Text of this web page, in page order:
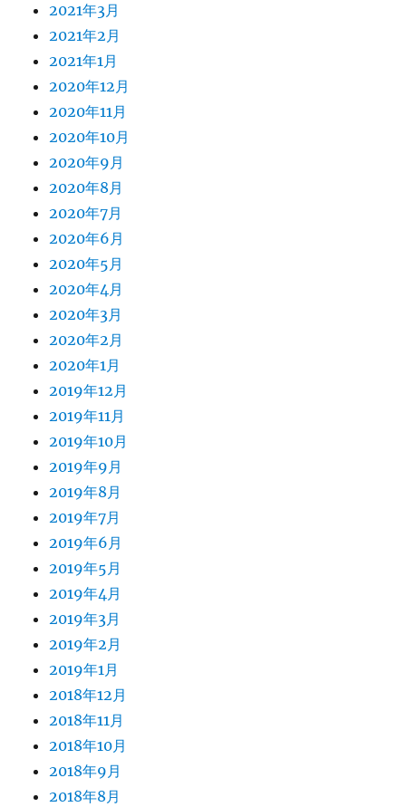
2021年3月
2021年2月
2021年1月
2020年12月
2020年11月
2020年10月
2020年9月
2020年8月
2020年7月
2020年6月
2020年5月
2020年4月
2020年3月
2020年2月
2020年1月
2019年12月
2019年11月
2019年10月
2019年9月
2019年8月
2019年7月
2019年6月
2019年5月
2019年4月
2019年3月
2019年2月
2019年1月
2018年12月
2018年11月
2018年10月
2018年9月
2018年8月